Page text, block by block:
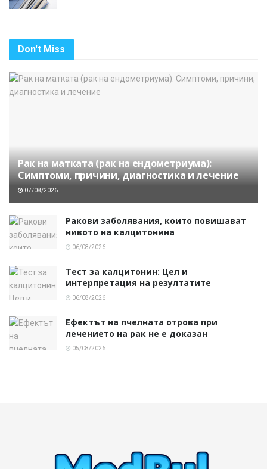
Don't Miss
Рак на матката (рак на ендометриума):
Симптоми, причини, диагностика и лечение
07/08/2026
Ракови заболявания, които повишават
нивото на калцитонина
06/08/2026
Тест за калцитонин: Цел и
интерпретация на резултатите
06/08/2026
Ефектът на пчелната отрова при
лечението на рак не е доказан
05/08/2026